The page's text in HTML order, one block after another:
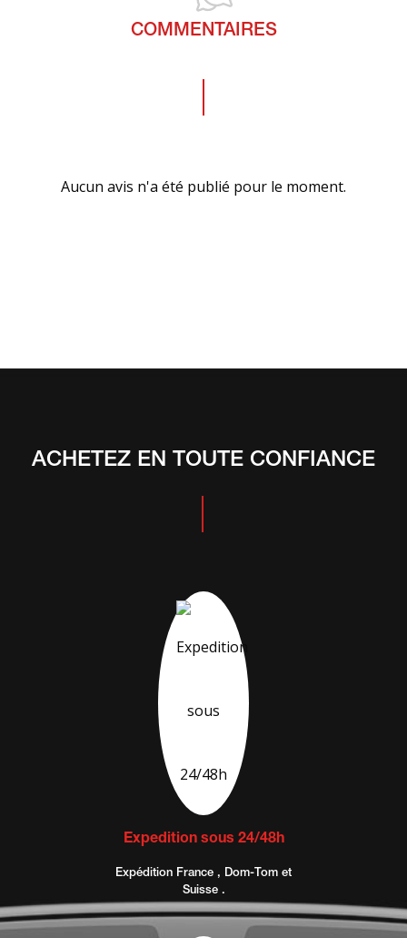
COMMENTAIRES
Aucun avis n'a été publié pour le moment.
ACHETEZ EN TOUTE CONFIANCE
Expedition sous 24/48h
Expédition France , Dom-Tom et
Suisse .